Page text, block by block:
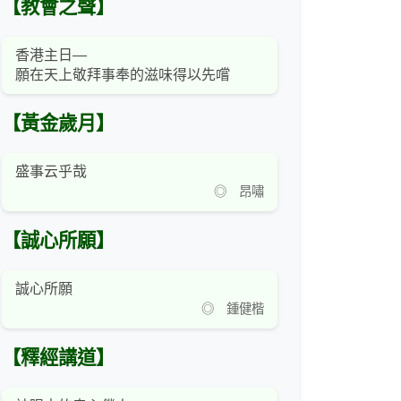
【教會之聲】
香港主日—
願在天上敬拜事奉的滋味得以先嚐
【黃金歲月】
盛事云乎哉
◎ 昂嘯
【誠心所願】
誠心所願
◎ 鍾健楷
【釋經講道】